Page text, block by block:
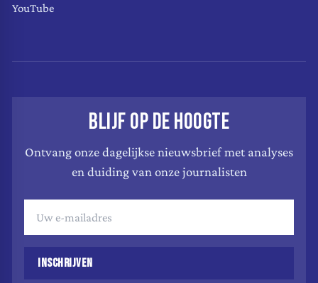
YouTube
BLIJF OP DE HOOGTE
Ontvang onze dagelijkse nieuwsbrief met analyses
en duiding van onze journalisten
INSCHRIJVEN